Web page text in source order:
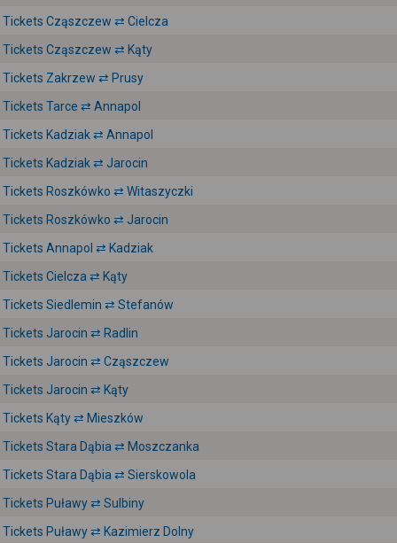
Tickets Cząszczew ⇄ Cielcza
Tickets Cząszczew ⇄ Kąty
Tickets Zakrzew ⇄ Prusy
Tickets Tarce ⇄ Annapol
Tickets Kadziak ⇄ Annapol
Tickets Kadziak ⇄ Jarocin
Tickets Roszkówko ⇄ Witaszyczki
Tickets Roszkówko ⇄ Jarocin
Tickets Annapol ⇄ Kadziak
Tickets Cielcza ⇄ Kąty
Tickets Siedlemin ⇄ Stefanów
Tickets Jarocin ⇄ Radlin
Tickets Jarocin ⇄ Cząszczew
Tickets Jarocin ⇄ Kąty
Tickets Kąty ⇄ Mieszków
Tickets Stara Dąbia ⇄ Moszczanka
Tickets Stara Dąbia ⇄ Sierskowola
Tickets Puławy ⇄ Sulbiny
Tickets Puławy ⇄ Kazimierz Dolny